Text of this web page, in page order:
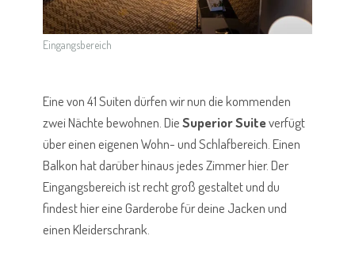
Eingangsbereich
Eine von 41 Suiten dürfen wir nun die kommenden
zwei Nächte bewohnen. DieSuperior Suiteverfügt
über einen eigenen Wohn- und Schlafbereich. Einen
Balkon hat darüber hinaus jedes Zimmer hier. Der
Eingangsbereich ist recht groß gestaltet und du
findest hier eine Garderobe für deine Jacken und
einen Kleiderschrank.